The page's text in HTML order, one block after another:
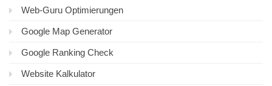
Web-Guru Optimierungen
Google Map Generator
Google Ranking Check
Website Kalkulator